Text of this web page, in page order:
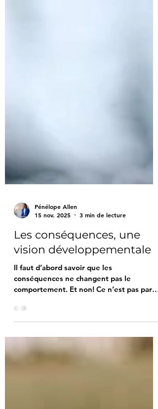
Pénélope Allen
3 min de lecture
Les conséquences, une
vision développementale
Il faut d’abord savoir que les
conséquences ne changent pas le
votre enfant apprendra et ne
recommencera plus le comportement en
question.